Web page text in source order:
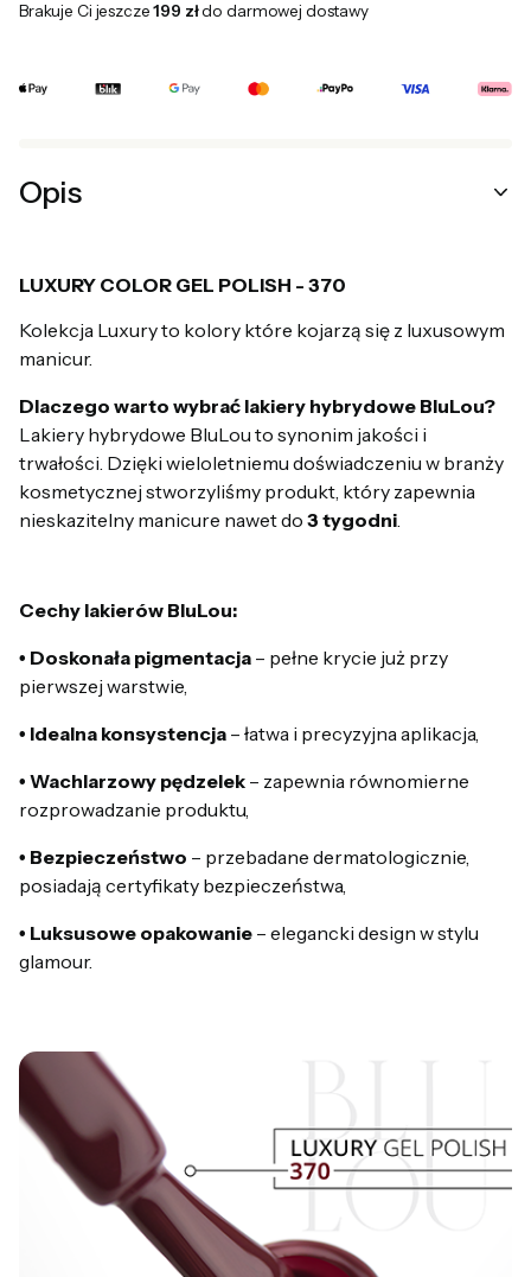
Brakuje Ci jeszcze199 złdo darmowej dostawy
Opis
LUXURY COLOR GEL POLISH - 370
Kolekcja Luxury to kolory które kojarzą się z luxusowym
manicur.
Dlaczego warto wybrać lakiery hybrydowe BluLou?
Lakiery hybrydowe BluLou to synonim jakości i
trwałości. Dzięki wieloletniemu doświadczeniu w branży
kosmetycznej stworzyliśmy produkt, który zapewnia
nieskazitelny manicure nawet do 3 tygodni.
Cechy lakierów BluLou:
• Doskonała pigmentacja – pełne krycie już przy
pierwszej warstwie,
• Idealna konsystencja – łatwa i precyzyjna aplikacja,
• Wachlarzowy pędzelek – zapewnia równomierne
rozprowadzanie produktu,
• Bezpieczeństwo – przebadane dermatologicznie,
posiadają certyfikaty bezpieczeństwa,
• Luksusowe opakowanie – elegancki design w stylu
glamour.